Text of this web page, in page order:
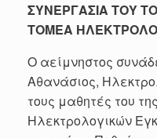
ΣΥΝΕΡΓΑΣΙΑ ΤΟΥ
ΤΟΜΕΑ
Ο αείμνηστος
Αθανάσιος,
τους μαθητές του
Ηλεκτρολογικών